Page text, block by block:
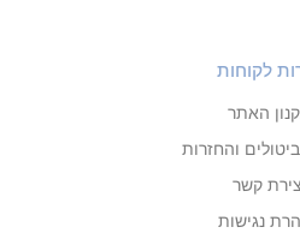
לקוחות
האתר
והחזרות
קשר
נגישות